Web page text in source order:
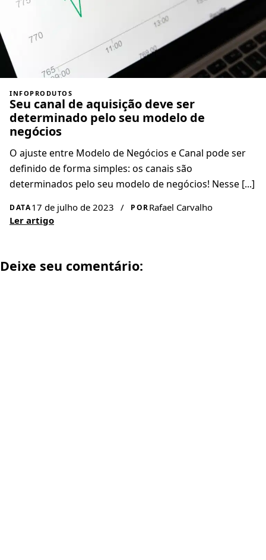
INFOPRODUTOS
Seu canal de aquisição deve ser
determinado pelo seu modelo de
negócios
O ajuste entre Modelo de Negócios e Canal pode ser
definido de forma simples: os canais são
determinados pelo seu modelo de negócios! Nesse [...]
DATA17 de julho de 2023 / PORRafael Carvalho
Ler artigo
Deixe seu comentário: